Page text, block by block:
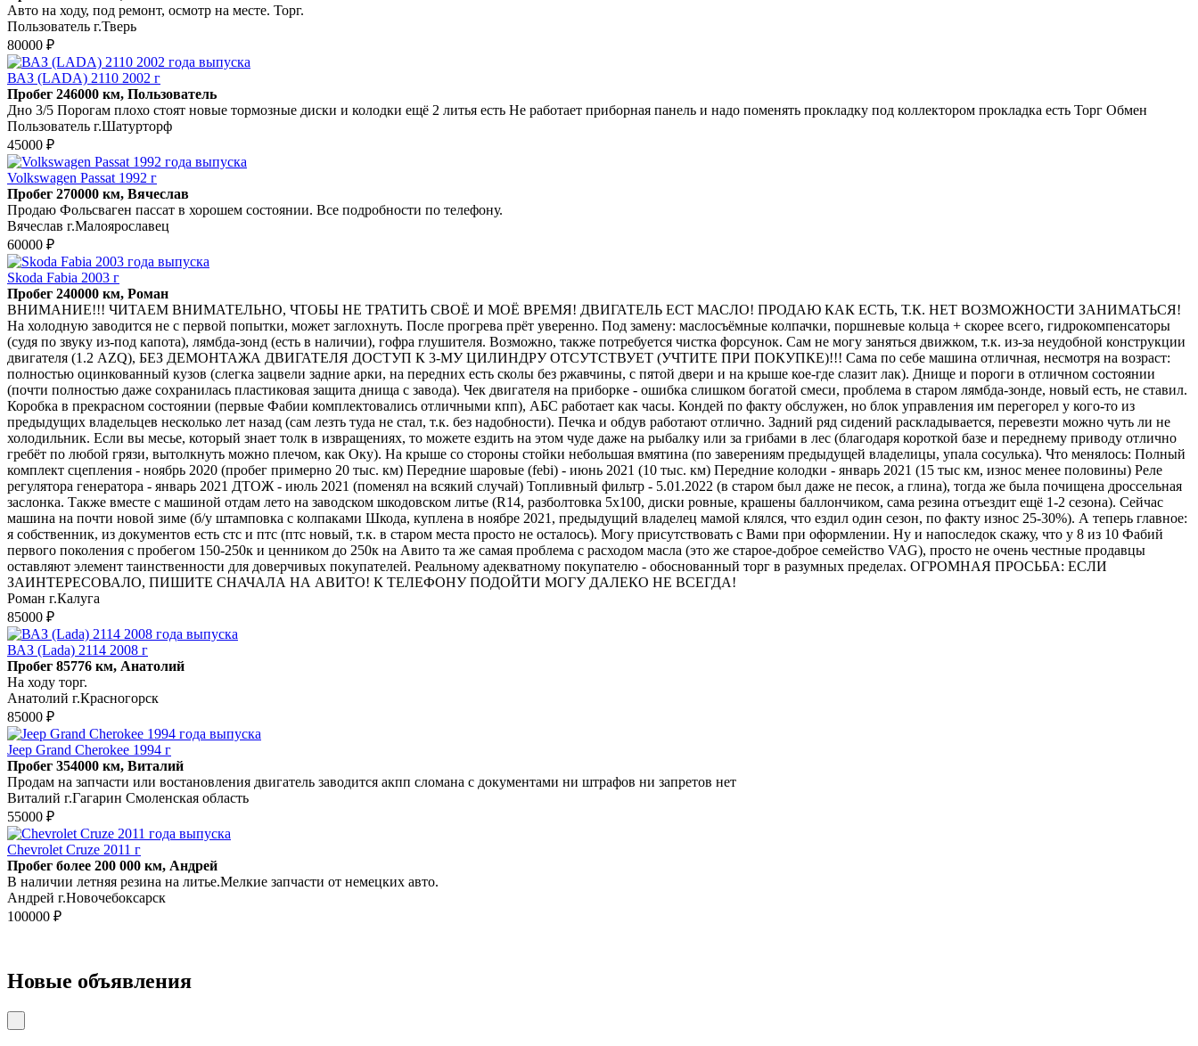
Авто на ходу, под ремонт, осмотр на месте. Торг.
Пользователь г.Тверь
80000 ₽
ВАЗ (LADA) 2110 2002 г
Пробег 246000 км, Пользователь
Дно 3/5 Порогам плохо стоят новые тормозные диски и колодки ещё 2 литья есть Не работает приборная панель и надо поменять прокладку под коллектором прокладка есть Торг Обмен
Пользователь г.Шатурторф
45000 ₽
Volkswagen Passat 1992 г
Пробег 270000 км, Вячеслав
Продаю Фольсваген пассат в хорошем состоянии. Все подробности по телефону.
Вячеслав г.Малоярославец
60000 ₽
Skoda Fabia 2003 г
Пробег 240000 км, Роман
ВНИМАНИЕ!!! ЧИТАЕМ ВНИМАТЕЛЬНО, ЧТОБЫ НЕ ТРАТИТЬ СВОЁ И МОЁ ВРЕМЯ! ДВИГАТЕЛЬ ЕСТ МАСЛО! ПРОДАЮ КАК ЕСТЬ, Т.К. НЕТ ВОЗМОЖНОСТИ ЗАНИМАТЬСЯ!
На холодную заводится не с первой попытки, может заглохнуть. После прогрева прёт уверенно. Под замену: маслосъёмные колпачки, поршневые кольца + скорее всего, гидрокомпенсаторы
(судя по звуку из-под капота), лямбда-зонд (есть в наличии), гофра глушителя. Возможно, также потребуется чистка форсунок. Сам не могу заняться движком, т.к. из-за неудобной конструкции
двигателя (1.2 AZQ), БЕЗ ДЕМОНТАЖА ДВИГАТЕЛЯ ДОСТУП К 3-МУ ЦИЛИНДРУ ОТСУТСТВУЕТ (УЧТИТЕ ПРИ ПОКУПКЕ)!!! Сама по себе машина отличная, несмотря на возраст:
полностью оцинкованный кузов (слегка зацвели задние арки, на передних есть сколы без ржавчины, с пятой двери и на крыше кое-где слазит лак). Днище и пороги в отличном состоянии
(почти полностью даже сохранилась пластиковая защита днища с завода). Чек двигателя на приборке - ошибка слишком богатой смеси, проблема в старом лямбда-зонде, новый есть, не ставил.
Коробка в прекрасном состоянии (первые Фабии комплектовались отличными кпп), АБС работает как часы. Кондей по факту обслужен, но блок управления им перегорел у кого-то из
предыдущих владельцев несколько лет назад (сам лезть туда не стал, т.к. без надобности). Печка и обдув работают отлично. Задний ряд сидений раскладывается, перевезти можно чуть ли не
холодильник. Если вы месье, который знает толк в извращениях, то можете ездить на этом чуде даже на рыбалку или за грибами в лес (благодаря короткой базе и переднему приводу отлично
гребёт по любой грязи, вытолкнуть можно плечом, как Оку). На крыше со стороны стойки небольшая вмятина (по заверениям предыдущей владелицы, упала сосулька). Что менялось: Полный
комплект сцепления - ноябрь 2020 (пробег примерно 20 тыс. км) Передние шаровые (febi) - июнь 2021 (10 тыс. км) Передние колодки - январь 2021 (15 тыс км, износ менее половины) Реле
регулятора генератора - январь 2021 ДТОЖ - июль 2021 (поменял на всякий случай) Топливный фильтр - 5.01.2022 (в старом был даже не песок, а глина), тогда же была почищена дроссельная
заслонка. Также вместе с машиной отдам лето на заводском шкодовском литье (R14, разболтовка 5х100, диски ровные, крашены баллончиком, сама резина отъездит ещё 1-2 сезона). Сейчас
машина на почти новой зиме (б/у штамповка с колпаками Шкода, куплена в ноябре 2021, предыдущий владелец мамой клялся, что ездил один сезон, по факту износ 25-30%). А теперь главное:
я собственник, из документов есть стс и птс (птс новый, т.к. в старом места просто не осталось). Могу присутствовать с Вами при оформлении. Ну и напоследок скажу, что у 8 из 10 Фабий
первого поколения с пробегом 150-250к и ценником до 250к на Авито та же самая проблема с расходом масла (это же старое-доброе семейство VAG), просто не очень честные продавцы
оставляют элемент таинственности для доверчивых покупателей. Реальному адекватному покупателю - обоснованный торг в разумных пределах. ОГРОМНАЯ ПРОСЬБА: ЕСЛИ
ЗАИНТЕРЕСОВАЛО, ПИШИТЕ СНАЧАЛА НА АВИТО! К ТЕЛЕФОНУ ПОДОЙТИ МОГУ ДАЛЕКО НЕ ВСЕГДА!
Роман г.Калуга
85000 ₽
ВАЗ (Lada) 2114 2008 г
Пробег 85776 км, Анатолий
На ходу торг.
Анатолий г.Красногорск
85000 ₽
Jeep Grand Cherokee 1994 г
Пробег 354000 км, Виталий
Продам на запчасти или востановления двигатель заводится акпп сломана с документами ни штрафов ни запретов нет
Виталий г.Гагарин Смоленская область
55000 ₽
Chevrolet Cruze 2011 г
Пробег более 200 000 км, Андрей
В наличии летняя резина на литье.Мелкие запчасти от немецких авто.
Андрей г.Новочебоксарск
100000 ₽
Новые объявления